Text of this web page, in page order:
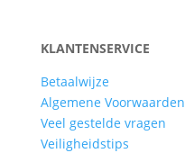
KLANTENSERVICE
Betaalwijze
Algemene Voorwaarden
Veel gestelde vragen
Veiligheidstips